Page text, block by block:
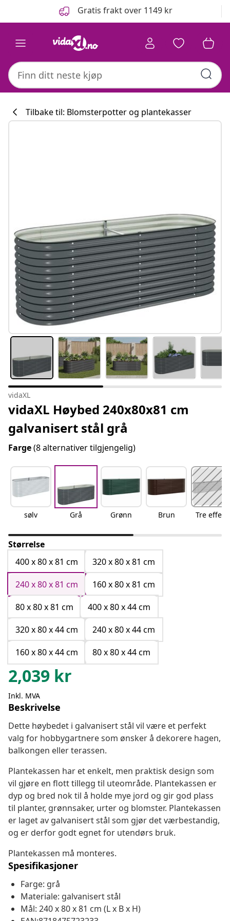
Gratis frakt over 1149 kr
Tilbake til: Blomsterpotter og plantekasser
vidaXL
vidaXL Høybed 240x80x81 cm
galvanisert stål grå
Farge(8 alternativer tilgjengelig)
sølv Grå Grønn Brun Tre effekt
Størrelse
400 x 80 x 81 cm
320 x 80 x 81 cm
240 x 80 x 81 cm
160 x 80 x 81 cm
80 x 80 x 81 cm
400 x 80 x 44 cm
320 x 80 x 44 cm
240 x 80 x 44 cm
160 x 80 x 44 cm
80 x 80 x 44 cm
2,039 kr
Inkl. MVA
Beskrivelse
Dette høybedet i galvanisert stål vil være et perfekt
valg for hobbygartnere som ønsker å dekorere hagen,
balkongen eller terassen.
Plantekassen har et enkelt, men praktisk design som
vil gjøre en flott tillegg til uteområde. Plantekassen er
dyp og bred nok til å holde mye jord og gir god plass
til planter, grønnsaker, urter og blomster. Plantekassen
er laget av galvanisert stål som gjør det værbestandig,
og er derfor godt egnet for utendørs bruk.
Plantekassen må monteres.
Spesifikasjoner
Farge: grå
Materiale: galvanisert stål
Mål: 240 x 80 x 81 cm (L x B x H)